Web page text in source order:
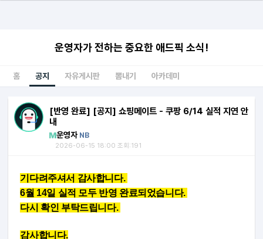
운영자가 전하는 중요한 애드픽 소식!
홈 공지 자유게시판 뽐내기 아카데미
[반영 완료] [공지] 쇼핑메이트 - 쿠팡 6/14 실적 지연 안
내
운영자 NB
2026-06-15 18:00 조회:191
기다려주셔서 감사합니다.
6월 14일 실적 모두 반영 완료되었습니다.
다시 확인 부탁드립니다.
감사합니다.